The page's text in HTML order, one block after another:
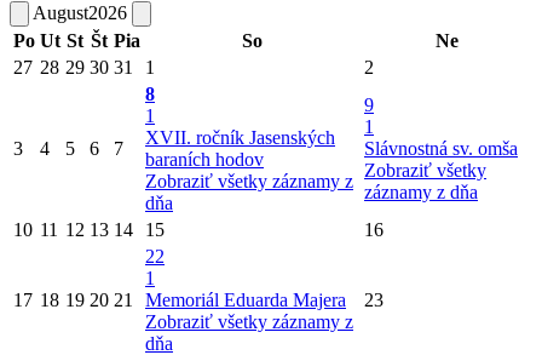
August2026
Po Ut St Št Pia So
Ne
27 28 29 30 31 1 2
3 4 5 6 7
8
1
XVII. ročník Jasenských
baraních hodov
Zobraziť všetky záznamy z
dňa
9
1
Slávnostná sv. omša
Zobraziť všetky
záznamy z dňa
10 11 12 13 14 15 16
17 18 19 20 21
22
1
Memoriál Eduarda Majera
Zobraziť všetky záznamy z
dňa
23